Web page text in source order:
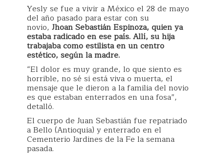
Yesly se fue a vivir a México el 28 de mayo
del año pasado para estar con su
novio, Jhoan Sebastián Espinoza, quien ya
estaba radicado en ese país. Allí, su hija
trabajaba como estilista en un centro
estético, según la madre.
“El dolor es muy grande, lo que siento es
horrible, no sé si está viva o muerta, el
mensaje que le dieron a la familia del novio
es que estaban enterrados en una fosa”,
detalló.
El cuerpo de Juan Sebastián fue repatriado
a Bello (Antioquia) y enterrado en el
Cementerio Jardines de la Fe la semana
pasada.